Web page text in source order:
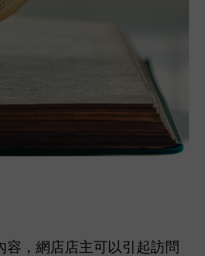
容，網店店主可以引起訪問